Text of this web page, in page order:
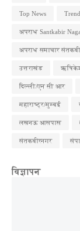
Top News
अपराध Santkabir
अपराध समाचार
उत्तराखंड
दिल्ली/एन सी आर
महाराष्ट्र/मुम्बई
लखनऊ आसपास
संतकबीरनगर
विज्ञापन